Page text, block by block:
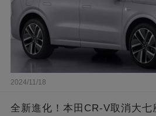
2024/11/18
全新進化！本田CR-V取消大七